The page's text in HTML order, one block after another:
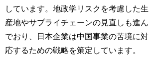
しています。地政学リスクを考慮した生
産地やサプライチェーンの見直しも進ん
でおり、日本企業は中国事業の苦境に対
応するための戦略を策定しています。